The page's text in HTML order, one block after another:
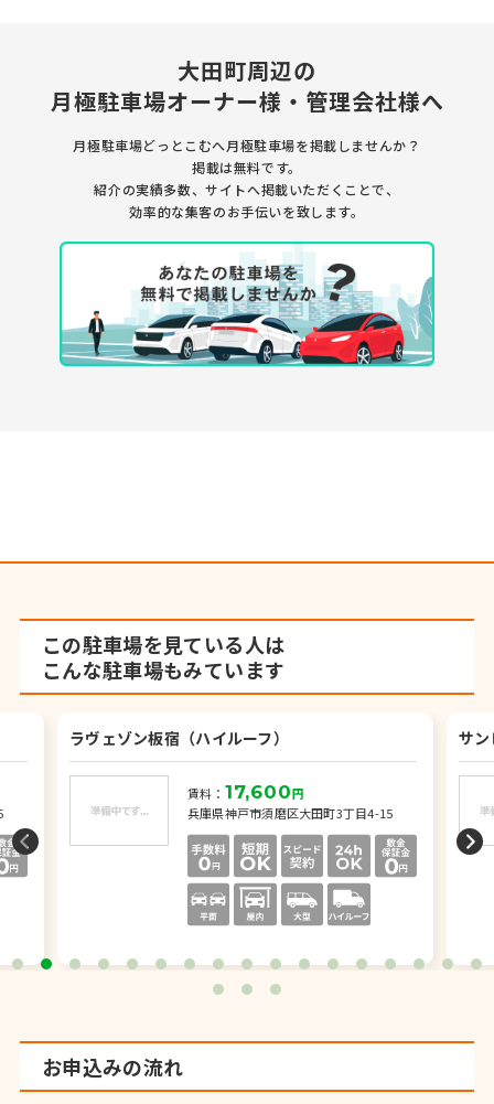
大田町周辺の
月極駐車場オーナー様・管理会社様へ
月極駐車場どっとこむへ月極駐車場を掲載しませんか？
掲載は無料です。
紹介の実績多数、サイトへ掲載いただくことで、
効率的な集客のお手伝いを致します。
この駐車場を見ている人は
こんな駐車場もみています
ラヴェゾン板宿（ハイルーフ）
賃料： 17,600円
兵庫県神戸市須磨区大田町3丁目4-15
サ
お申込みの流れ